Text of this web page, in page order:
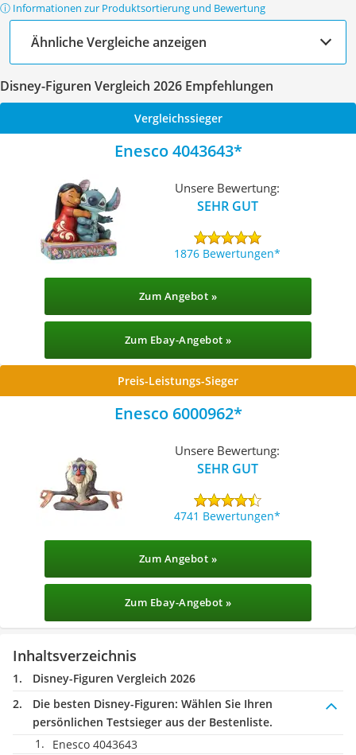
ⓘ Informationen zur Produktsortierung und Bewertung
Ähnliche Vergleiche anzeigen
Disney-Figuren Vergleich 2026 Empfehlungen
Vergleichssieger
Enesco 4043643
Unsere Bewertung:
SEHR GUT
1876 Bewertungen
Zum Angebot »
Zum Ebay-Angebot »
Preis-Leistungs-Sieger
Enesco 6000962
Unsere Bewertung:
SEHR GUT
4741 Bewertungen
Zum Angebot »
Zum Ebay-Angebot »
Inhaltsverzeichnis
Disney-Figuren Vergleich 2026
Die besten Disney-Figuren: Wählen Sie Ihren
persönlichen Testsieger aus der Bestenliste.
Enesco 4043643